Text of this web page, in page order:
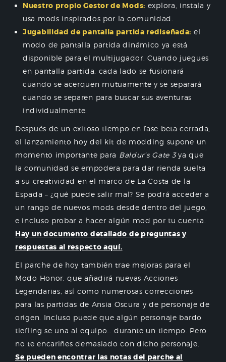
Nuestro propio Gestor de Mods: explora, instala y
usa mods inspirados por la comunidad.
Jugabilidad de pantalla partida rediseñada: el
modo de pantalla partida dinámico ya está
disponible para el multijugador. Cuando juegues
en pantalla partida, cada lado se fusionará
cuando se acerquen mutuamente y se separará
cuando se separen para buscar sus aventuras
individualmente.
Después de un exitoso tiempo en fase beta cerrada,
el lanzamiento hoy del kit de modding supone un
momento importante para Baldur’s Gate 3ya que
la comunidad se empodera para dar rienda suelta
a su creatividad en el marco de La Costa de la
Espada – ¿qué puede salir mal? Se podrá acceder a
un rango de nuevos mods desde dentro del juego,
e incluso probar a hacer algún mod por tu cuenta.
Hay un documento detallado de preguntas y
respuestas al respecto aquí.
El parche de hoy también trae mejoras para el
Modo Honor, que añadirá nuevas Acciones
Legendarias, así como numerosas correcciones
para las partidas de Ansia Oscura y de personaje de
origen. Incluso puede que algún personaje bardo
tiefling se una al equipo… durante un tiempo. Pero
no te encariñes demasiado con dicho personaje.
Se pueden encontrar las notas del parche al